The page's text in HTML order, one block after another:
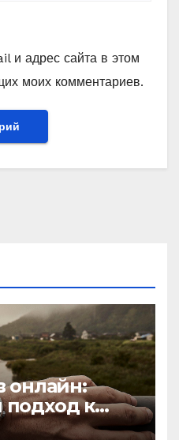
и адрес сайта в этом
моих комментариев.
онлайн:
к